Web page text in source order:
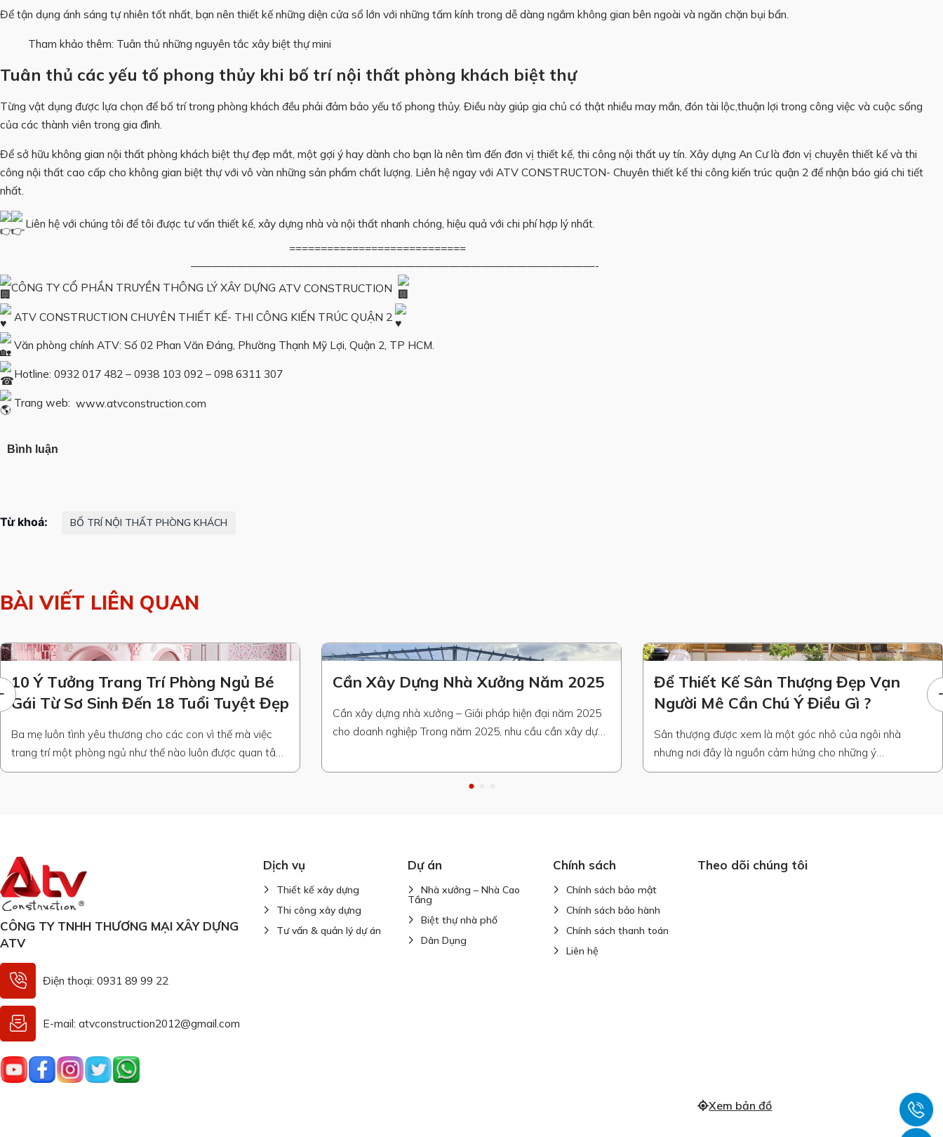
Để tận dụng ánh sáng tự nhiên tốt nhất, bạn nên thiết kế những diện cửa sổ lớn với những tấm kính trong dễ dàng ngắm không gian bên ngoài và ngăn chặn bụi bẩn.
Tham khảo thêm: Tuân thủ những nguyên tắc xây biệt thự mini
Tuân thủ các yếu tố phong thủy khi bố trí nội thất phòng khách biệt thự
Từng vật dụng được lựa chọn để bố trí trong phòng khách đều phải đảm bảo yếu tố phong thủy. Điều này giúp gia chủ có thật nhiều may mắn, đón tài lộc,thuận lợi trong công việc và cuộc sống
của các thành viên trong gia đình.
Để sở hữu không gian nội thất phòng khách biệt thự đẹp mắt, một gợi ý hay dành cho bạn là nên tìm đến đơn vị thiết kế, thi công nội thất uy tín. Xây dựng An Cư là đơn vị chuyên thiết kế và thi
công nội thất cao cấp cho không gian biệt thự với vô vàn những sản phẩm chất lượng. Liên hệ ngay với ATV CONSTRUCTON- Chuyên thiết kế thi công kiến trúc quận 2 để nhận báo giá chi tiết
nhất.
Liên hệ với chúng tôi để tôi được tư vấn thiết kế, xây dựng nhà và nội thất nhanh chóng, hiệu quả với chi phí hợp lý nhất.
============================
————————————————————————————————————-
CÔNG TY CỔ PHẦN TRUYỀN THÔNG LÝ XÂY DỰNG ATV CONSTRUCTION
ATV CONSTRUCTION CHUYÊN THIẾT KẾ- THI CÔNG KIẾN TRÚC QUẬN 2
Văn phòng chính ATV: Số 02 Phan Văn Đáng, Phường Thạnh Mỹ Lợi, Quận 2, TP HCM.
Hotline: 0932 017 482 – 0938 103 092 – 098 6311 307
Trang web: www.atvconstruction.com
Bình luận
Tags
BỐ TRÍ NỘI THẤT PHÒNG KHÁCH
BÀI VIẾT LIÊN QUAN
10 Ý Tưởng Trang Trí Phòng Ngủ Bé
Gái Từ Sơ Sinh Đến 18 Tuổi Tuyệt Đẹp
Ba mẹ luôn tình yêu thương cho các con vì thế mà việc
trang trí một phòng ngủ như thế nào luôn được quan tâm.
Hiểu được nỗi lòng đó, ATV Construction xin đưa ra những
Cần Xây Dựng Nhà Xưởng Năm 2025
Cần xây dựng nhà xưởng – Giải pháp hiện đại năm 2025
cho doanh nghiệp Trong năm 2025, nhu cầu cần xây dựng
vững và thông minh. Các doanh nghiệp …
Để Thiết Kế Sân Thượng Đẹp Vạn
Người Mê Cần Chú Ý Điều Gì ?
Sân thượng được xem là một góc nhỏ của ngôi nhà
nhưng nơi đây là nguồn cảm hứng cho những ý
tưởng thiết kế sân thượng đẹp nhằm mang đến không
CÔNG TY TNHH THƯƠNG MẠI XÂY DỰNG
ATV
Điện thoại: 0931 89 99 22
E-mail: atvconstruction2012@gmail.com
Dịch vụ
Thiết kế xây dựng
Thi công xây dựng
Tư vấn & quản lý dự án
Dự án
Nhà xưởng – Nhà Cao
Tầng
Biệt thự nhà phố
Dân Dụng
Chính sách
Chính sách bảo mật
Chính sách bảo hành
Chính sách thanh toán
Liên hệ
Theo dõi chúng tôi
Xem bản đồ